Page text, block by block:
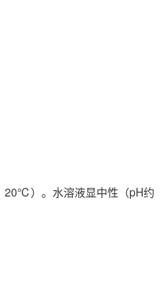
20℃）。水溶液显中性（pH约